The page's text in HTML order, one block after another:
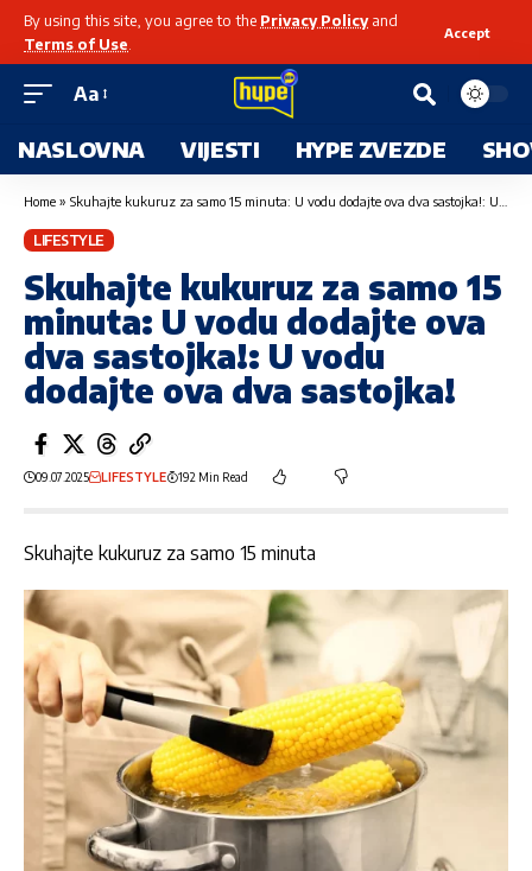
By using this site, you agree to the Privacy Policyand
Terms of Use
Accept
Aa
NASLOVNA VIJESTI HYPE ZVEZDE
Home » Skuhajte kukuruz za samo 15 minuta: U vodu dodajte ova dva sastojka!: U vodu dodajte ova dva sastojka!
LIFESTYLE
Skuhajte kukuruz za samo 15
minuta: U vodu dodajte ova
dva sastojka!: U vodu
dodajte ova dva sastojka!
09.07.2025 LIFESTYLE 192 Min Read
Skuhajte kukuruz za samo 15 minuta